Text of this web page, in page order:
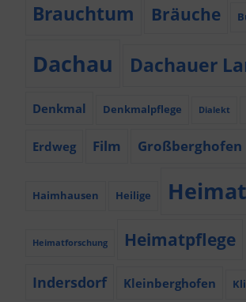
Brauchtum Bräuche
Dachau Dachauer
Denkmal Denkmalpflege Dialekt
Erdweg Film Großberghofen
Haimhausen Heilige Heimat
Heimatforschung Heimatpflege
Indersdorf Kleinberghofen